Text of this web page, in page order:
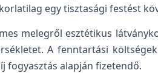
egy tisztasági festést
melegről esztétikus
A fenntartási
fogyasztás alapján fizetendő.